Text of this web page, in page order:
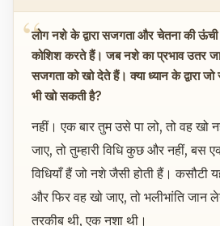
लोग नशे के द्वारा सजगता और चेतना की
कोशिश करते हैं। जब नशे का प्रभाव उतर
सजगता को खो देते हैं। क्या ध्यान के द्वारा
भी खो सकती है?
नहीं। एक बार तुम उसे पा लो, तो वह खो
जाए, तो तुम्हारी विधि कुछ और नहीं, बस
विधियाँ हैं जो नशे जैसी होती हैं। कसौटी
और फिर वह खो जाए, तो भलीभांति जान
तरकीब थी, एक नशा थी।